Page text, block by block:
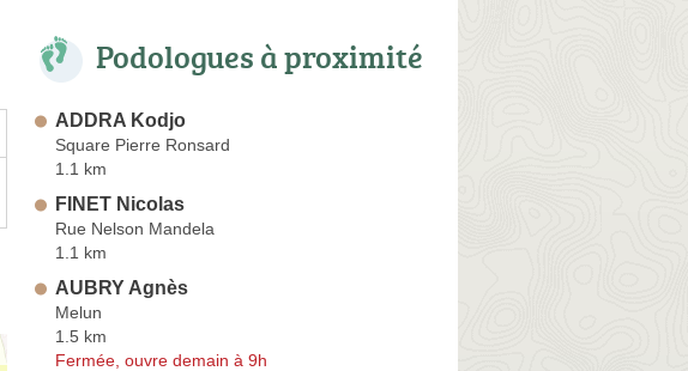
Podologues à proximité
ADDRA Kodjo
Square Pierre Ronsard
1.1 km
FINET Nicolas
Rue Nelson Mandela
1.1 km
AUBRY Agnès
Melun
1.5 km
Fermée, ouvre demain à 9h